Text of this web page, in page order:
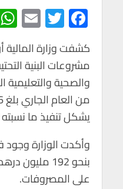
F
ac
e
b
o
o
k
T
wi
tt
er
E
m
ail
كشفت وزارة
مشروعات البنية
والصحية والتعليمية
يشكل تنفيذ ما نسبته 17.7% من ميزانية الدولة.
وأكدت الوزارة وجود
بنحو 192
على المصروفات.